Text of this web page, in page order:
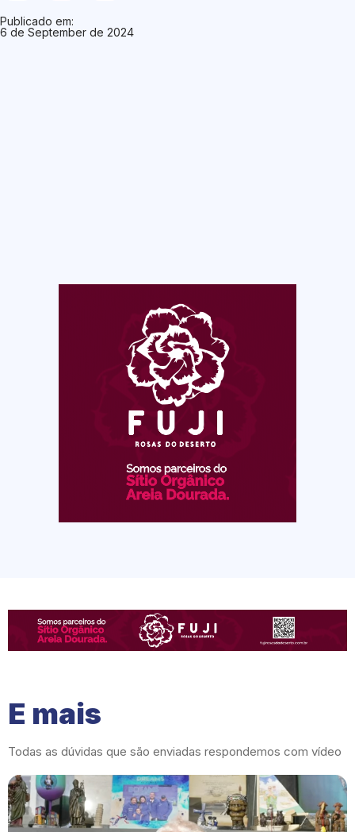
Publicado em:
6 de September de 2024
E mais
Todas as dúvidas que são enviadas respondemos com vídeo